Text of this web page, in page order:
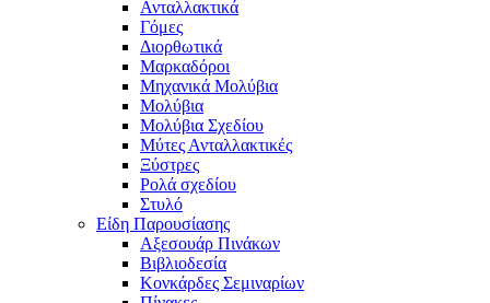
Ανταλλακτικά
Γόμες
Διορθωτικά
Μαρκαδόροι
Μηχανικά Μολύβια
Μολύβια
Μολύβια Σχεδίου
Μύτες Ανταλλακτικές
Ξύστρες
Ρολά σχεδίου
Στυλό
Είδη Παρουσίασης
Αξεσουάρ Πινάκων
Βιβλιοδεσία
Κονκάρδες Σεμιναρίων